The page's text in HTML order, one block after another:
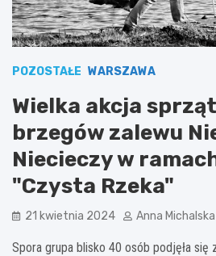
POZOSTAŁE WARSZAWA
Wielka akcja
brzegów zalewu
Niecieczy w
"Czysta Rzeka"
21 kwietnia 2024 Anna Michalska
Spora grupa blisko 40 osób podjęła się